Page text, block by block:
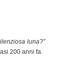
luna?”
200 anni fa.